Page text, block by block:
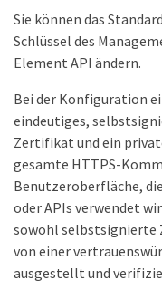
Sie können das
Schlüssel des
Element API ändern.
Bei der Konfiguration
eindeutiges,
Zertifikat und ein
gesamte HTTPS-
Benutzeroberfläche,
oder APIs verwendet
sowohl selbstsignierte
von einer
ausgestellt und